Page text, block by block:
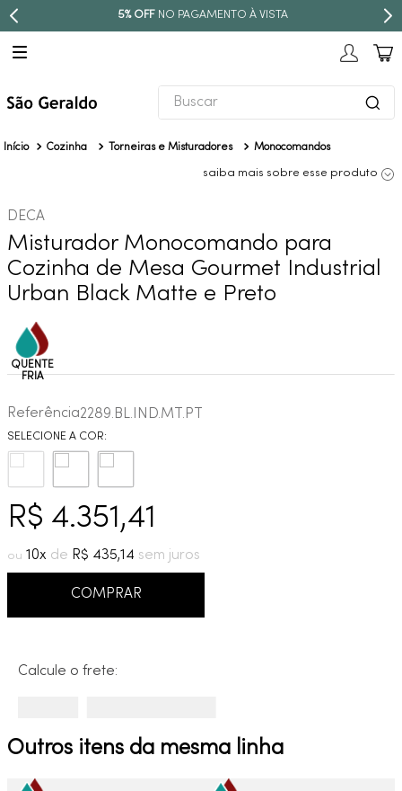
VISTA PARCELE EM ATÉ 10X SEM
Buscar
Cozinha Torneiras e Misturadores Monocomandos
saiba mais sobre esse produto
DECA
Misturador Monocomando para
Cozinha de Mesa Gourmet Industrial
Urban Black Matte e Preto
Referência2289.BL.IND.MT.PT
R$ 4.351,41
10 R$ 435,14
COMPRAR
Calcule o frete:
Outros itens da mesma linha
TERMOS MAIS BUSCADOS
níquel escovado
4º
deca acabamento registro
5º
perola
6º
7º
9º
cobre escovado
10º grafite escovado